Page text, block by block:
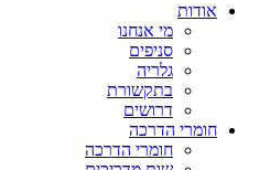
אודות
מי אנחנו
סניפים
גלריה
בתקשורת
דרושים
חומרי הדרכה
חומרי הדרכה